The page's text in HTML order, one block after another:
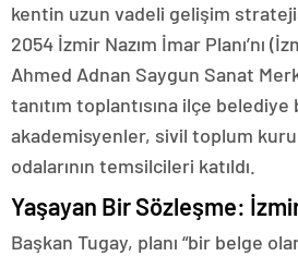
kentin uzun vadeli gelişim
2054 İzmir Nazım İmar Planı’nı
Ahmed Adnan Saygun Sanat
tanıtım toplantısına ilçe belediye
akademisyenler, sivil toplum
odalarının temsilcileri katıldı.
Yaşayan Bir Sözleşme:
Başkan Tugay, planı “bir belge